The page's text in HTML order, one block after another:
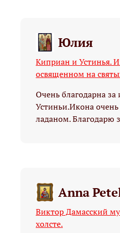
Юлия
Киприан и Устинья.
освященном на
Очень благодарна
Устиньи.Икона
ладаном. Благодарю
Anna
Виктор Дамасский
холсте.